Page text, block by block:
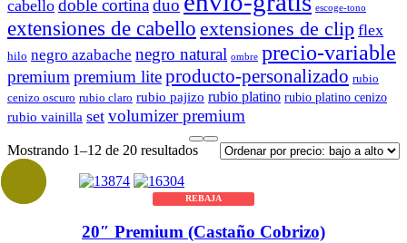
cabello doble cortinaduo escoge-tono
extensiones de cabello extensiones de clip flex
hilo negro azabache negro natural ombre precio-variable
premium premium liteproducto-personalizado rubio
cenizo oscuro rubio claro rubio pajizo rubio platino rubio platino cenizo
rubio vainilla set volumizer premium
Mostrando 1–12 de 20 resultadosSorted
low
high
REBAJA
20″ Premium (Castaño Cobrizo)